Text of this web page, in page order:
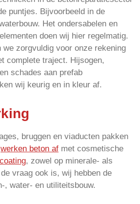
puntjes. Bijvoorbeeld in de
Het ondersabelen en
doen wij hier regelmatig.
we zorgvuldig voor onze rekening
complete traject. Hijsogen,
schades aan prefab
wij keurig en in kleur af.
bruggen en viaducten pakken
werken beton af met cosmetische
coating, zowel op minerale- als
vraag ook is, wij hebben de
, water- en utiliteitsbouw.